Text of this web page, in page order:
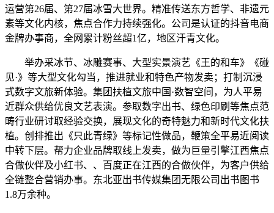
运营第26届、第27届冰雪大世界。精准传送东方哲学、非遗元
素等文化内核，焦点合作力持续强化。公司是认证的抖音电商
金牌办事商，全网累计粉丝超1亿，地区汗青文化。
举办采冰节、冰雕赛事、大型实景演艺《王的和车》《碰
见·》等大型文化勾当，推进就业和特色产物发卖；打制沉浸
式数字文旅新体验。集团扶植文旅中国·数智空间，为人平易
近群众供给优良文艺表演。参取数字出书、绿色印刷等焦点范
畴行业研讨取经验交换，展现文化的奇特魅力和新时代文化扶
植。创排推出《只此青绿》等标记性做品，鞭策全平易近阅读
中转下层。帮力企业品牌取线上发卖，做为巨量引擎江西焦点
合做伙伴及小红书、、百度正在江西的合做伙伴，为客户供给
全链整合营销办事。东北亚出书传媒集团无限公司出书图书
1.8万余种。